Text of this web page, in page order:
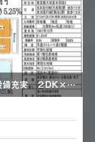
大田区の一棟売りアパート エアコン 設備充実 ２DK×２戸 都市ガス H１９年外装塗装済